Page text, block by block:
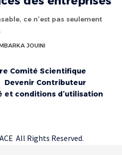
ce n’est pas seulement
JOUINI
Comité Scientifique
Devenir Contributeur
et conditions d’utilisation
All Rights Reserved.